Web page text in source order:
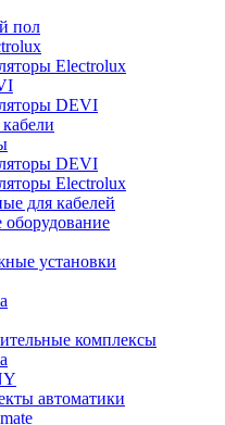
пол
Electrolux
DEVI
DEVI
Electrolux
для кабелей
установки
комплексы
автоматики